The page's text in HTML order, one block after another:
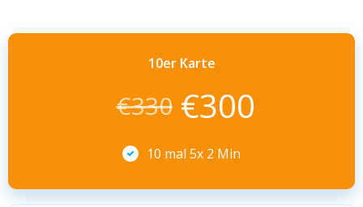
10er Karte
€330 €300
10 mal 5x 2 Min